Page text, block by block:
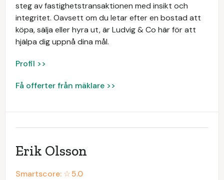
steg av fastighetstransaktionen med insikt och
integritet. Oavsett om du letar efter en bostad att
köpa, sälja eller hyra ut, är Ludvig & Co här för att
hjälpa dig uppnå dina mål.
Profil >>
Få offerter från mäklare >>
Erik Olsson
Smartscore: ☆5.0